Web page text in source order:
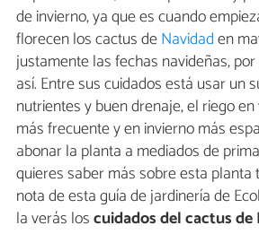
de invierno, ya que es cuando
florecen los cactus deNavidaden
justamente las fechas navideñas,
así. Entre sus cuidados está usar un
nutrientes y buen drenaje, el riego
más frecuente y en invierno más
abonar la planta a mediados de
quieres saber más sobre esta planta
nota de esta guía de jardinería de
la verás loscuidados del cactus de